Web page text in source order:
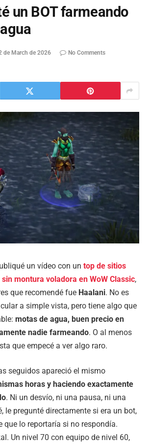
un BOT farmeando
de March de 2026
No Comments
un vídeo con un top de sitios
montura voladora en WoW Classic,
que recomendé fue Haalani. No es
a simple vista, pero tiene algo que
motas de agua, buen precio en
nadie farmeando. O al menos
que empecé a ver algo raro.
seguidos apareció el mismo
horas y haciendo exactamente
. Ni un desvío, ni una pausa, ni una
le pregunté directamente si era un bot,
que lo reportaría si no respondía.
Un nivel 70 con equipo de nivel 60,